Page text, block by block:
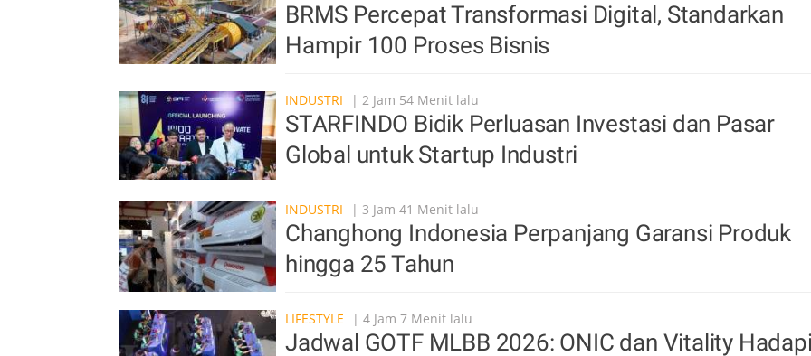
BRMS Percepat Transformasi Digital, Standarkan
Hampir 100 Proses Bisnis
INDUSTRI | 2 Jam 54 Menit lalu
STARFINDO Bidik Perluasan Investasi dan Pasar
Global untuk Startup Industri
INDUSTRI | 3 Jam 41 Menit lalu
Changhong Indonesia Perpanjang Garansi Produk
hingga 25 Tahun
LIFESTYLE | 4 Jam 7 Menit lalu
Jadwal GOTF MLBB 2026: ONIC dan Vitality